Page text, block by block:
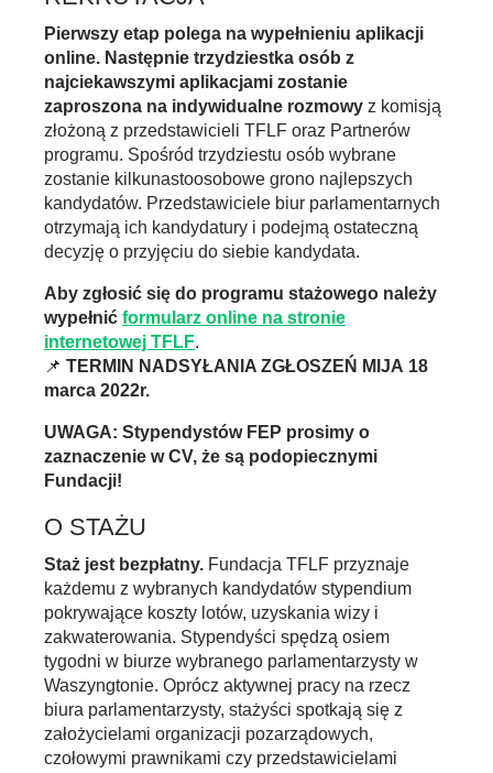
Pierwszy etap polega na wypełnieniu aplikacji
online. Następnie trzydziestka osób z
najciekawszymi aplikacjami zostanie
zaproszona na indywidualne rozmowy z komisją
złożoną z przedstawicieli TFLF oraz Partnerów
programu. Spośród trzydziestu osób wybrane
zostanie kilkunastoosobowe grono najlepszych
kandydatów. Przedstawiciele biur parlamentarnych
otrzymają ich kandydatury i podejmą ostateczną
decyzję o przyjęciu do siebie kandydata.
Aby zgłosić się do programu stażowego należy
wypełnić formularz online na stronie
internetowej TFLF.
📌 TERMIN NADSYŁANIA ZGŁOSZEŃ MIJA 18
marca 2022r.
UWAGA: Stypendystów FEP prosimy o
zaznaczenie w CV, że są podopiecznymi
Fundacji!
O STAŻU
Staż jest bezpłatny. Fundacja TFLF przyznaje
każdemu z wybranych kandydatów stypendium
pokrywające koszty lotów, uzyskania wizy i
zakwaterowania. Stypendyści spędzą osiem
tygodni w biurze wybranego parlamentarzysty w
Waszyngtonie. Oprócz aktywnej pracy na rzecz
biura parlamentarzysty, stażyści spotkają się z
założycielami organizacji pozarządowych,
czołowymi prawnikami czy przedstawicielami